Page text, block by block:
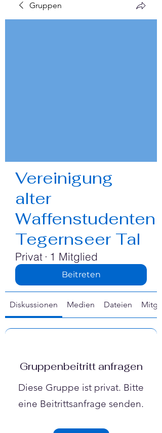
Gruppen
Vereinigung
alter
Waffenstudenten
Tegernseer Tal
Privat · 1 Mitglied
Beitreten
Diskussionen Medien Dateien
Gruppenbeitritt anfragen
Diese Gruppe ist privat. Bitte
eine Beitrittsanfrage senden.